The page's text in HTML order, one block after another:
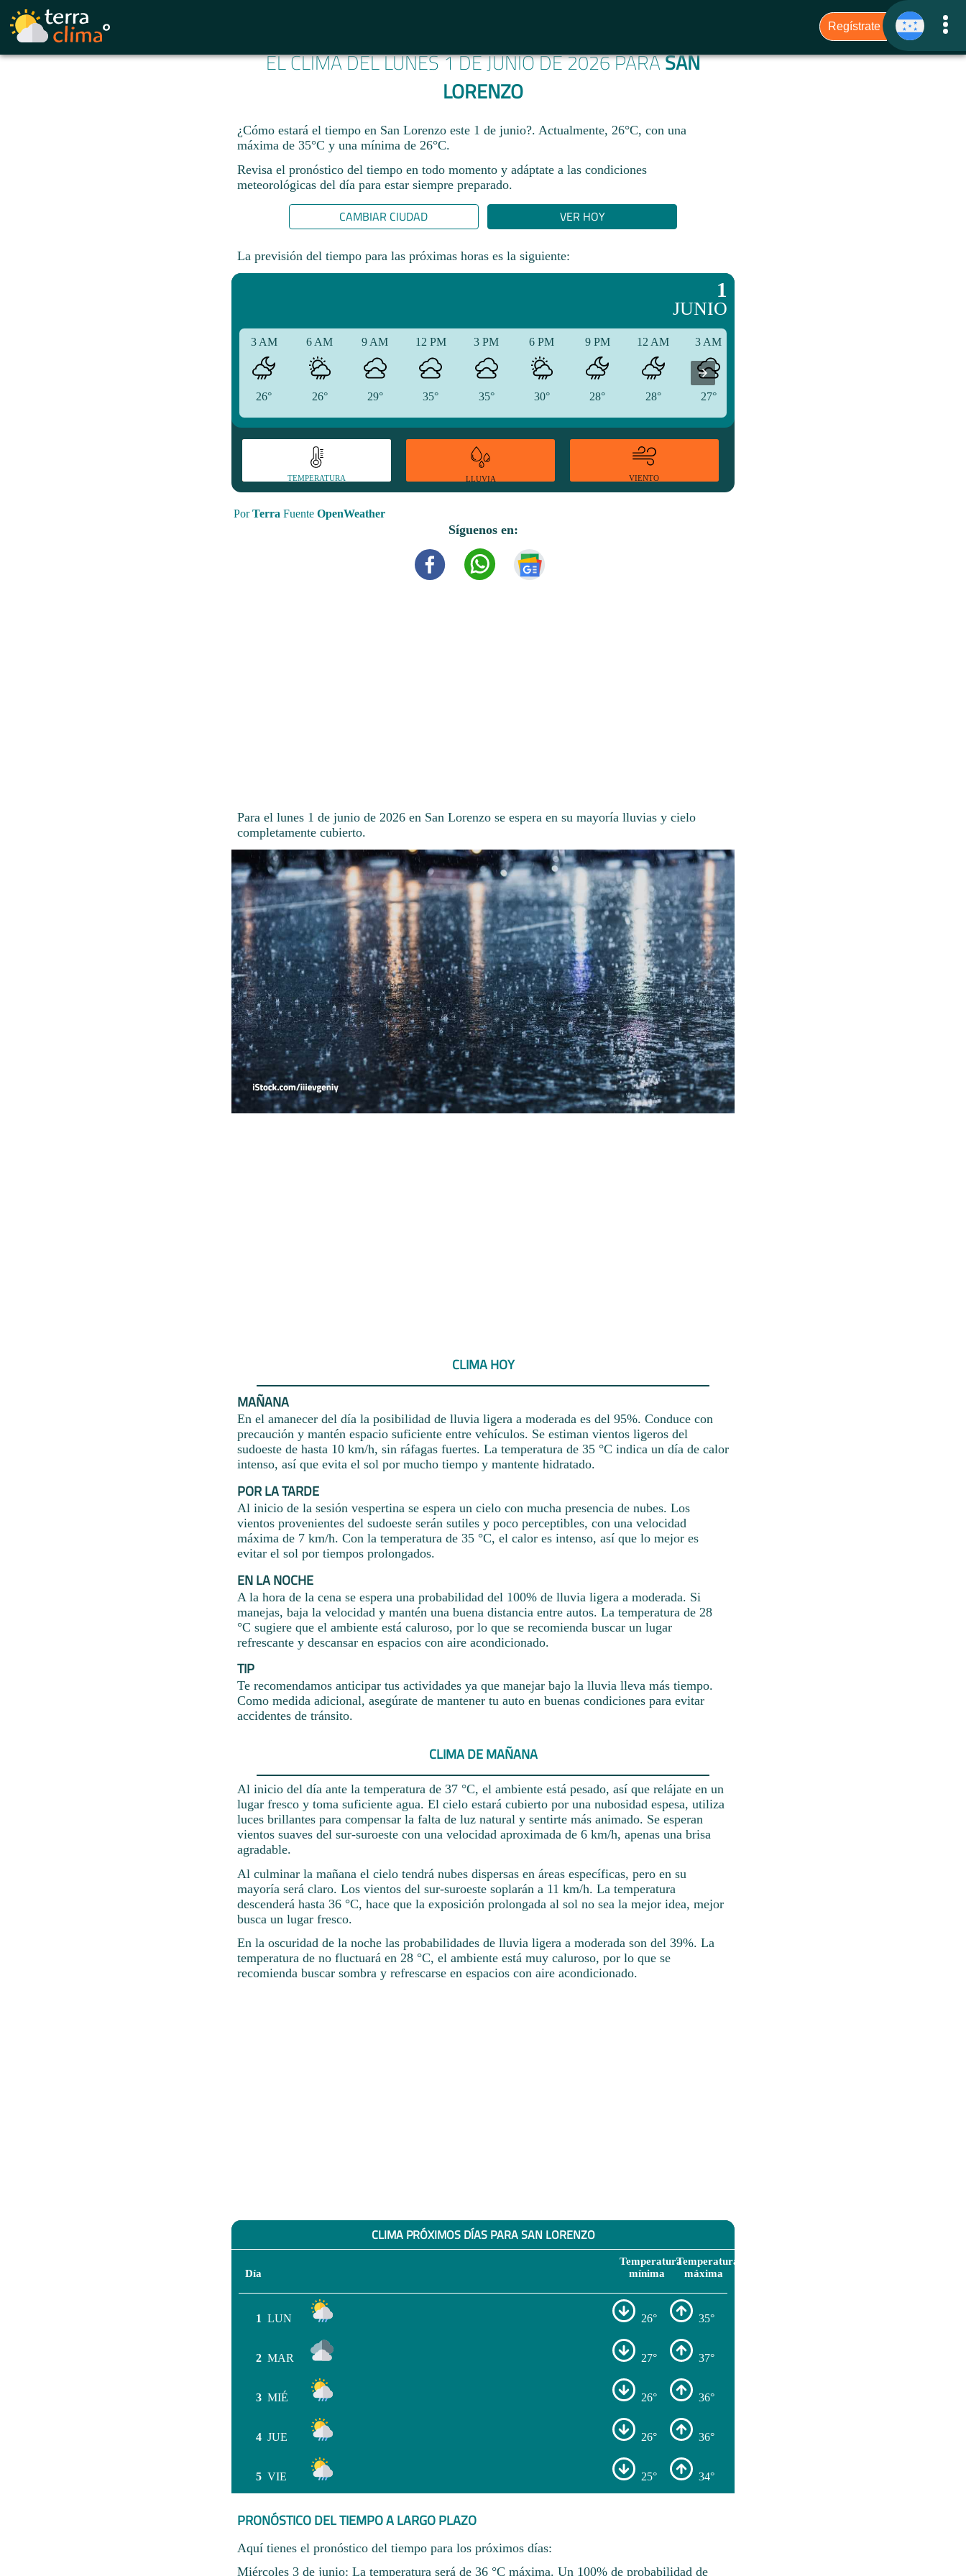
EL CLIMA DEL LUNES 1 DE JUNIO DE 2026 PARASAN
LORENZO
¿Cómo estará el tiempo en San Lorenzo este 1 de junio?. Actualmente, 26°C, con una
máxima de 35°C y una mínima de 26°C.
Revisa el pronóstico del tiempo en todo momento y adáptate a las condiciones
meteorológicas del día para estar siempre preparado.​
CAMBIAR CIUDAD VER HOY
La previsión del tiempo para las próximas horas es la siguiente:
1
JUNIO
3 AM
26°
6 AM
26°
9 AM
29°
12 PM
35°
3 PM
35°
6 PM
30°
9 PM
28°
12 AM
28°
3 AM
27°
TEMPERATURA LLUVIA VIENTO
PorTerra Fuente OpenWeather
Síguenos en:
Para el lunes 1 de junio de 2026 en San Lorenzo se espera en su mayoría lluvias y cielo
completamente cubierto.
CLIMA HOY
MAÑANA
En el amanecer del día la posibilidad de lluvia ligera a moderada es del 95%. Conduce con
precaución y mantén espacio suficiente entre vehículos. Se estiman vientos ligeros del
sudoeste de hasta 10 km/h, sin ráfagas fuertes. La temperatura de 35 °C indica un día de calor
intenso, así que evita el sol por mucho tiempo y mantente hidratado.
POR LA TARDE
Al inicio de la sesión vespertina se espera un cielo con mucha presencia de nubes. Los
vientos provenientes del sudoeste serán sutiles y poco perceptibles, con una velocidad
máxima de 7 km/h. Con la temperatura de 35 °C, el calor es intenso, así que lo mejor es
evitar el sol por tiempos prolongados.
EN LA NOCHE
A la hora de la cena se espera una probabilidad del 100% de lluvia ligera a moderada. Si
manejas, baja la velocidad y mantén una buena distancia entre autos. La temperatura de 28
°C sugiere que el ambiente está caluroso, por lo que se recomienda buscar un lugar
refrescante y descansar en espacios con aire acondicionado.
TIP
Te recomendamos anticipar tus actividades ya que manejar bajo la lluvia lleva más tiempo.
Como medida adicional, asegúrate de mantener tu auto en buenas condiciones para evitar
accidentes de tránsito.
CLIMA DE MAÑANA
Al inicio del día ante la temperatura de 37 °C, el ambiente está pesado, así que relájate en un
lugar fresco y toma suficiente agua. El cielo estará cubierto por una nubosidad espesa, utiliza
luces brillantes para compensar la falta de luz natural y sentirte más animado. Se esperan
vientos suaves del sur-suroeste con una velocidad aproximada de 6 km/h, apenas una brisa
agradable.
Al culminar la mañana el cielo tendrá nubes dispersas en áreas específicas, pero en su
mayoría será claro. Los vientos del sur-suroeste soplarán a 11 km/h. La temperatura
descenderá hasta 36 °C, hace que la exposición prolongada al sol no sea la mejor idea, mejor
busca un lugar fresco.
En la oscuridad de la noche las probabilidades de lluvia ligera a moderada son del 39%. La
temperatura de no fluctuará en 28 °C, el ambiente está muy caluroso, por lo que se
recomienda buscar sombra y refrescarse en espacios con aire acondicionado.
CLIMA PRÓXIMOS DÍAS PARA SAN LORENZO
Día
Temperatura
mínima
Temperatura
máxima
1 LUN 26° 35°
2 MAR 27° 37°
3 MIÉ 26° 36°
4 JUE 26° 36°
5 VIE 25° 34°
PRONÓSTICO DEL TIEMPO A LARGO PLAZO
Aquí tienes el pronóstico del tiempo para los próximos días:
Miércoles 3 de junio: La temperatura será de 36 °C máxima. Un 100% de probabilidad de